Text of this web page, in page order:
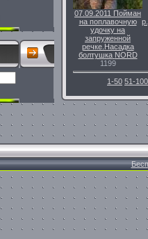
07.09.2011 Пойман
на поплавочную
удочку на
запруженной
речке.Насадка
болтушка NORD
1199
1-50 51-100